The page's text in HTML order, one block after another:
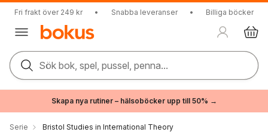
Fri frakt över 249 kr • Snabba leveranser • Billiga böcker
Sök bok, spel, pussel, penna...
Skapa nya rutiner – hälsoböcker upp till 50% →
Serie Bristol Studies in International Theory